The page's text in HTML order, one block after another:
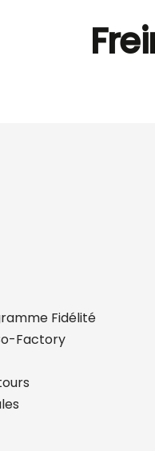
Fidélité
Factory